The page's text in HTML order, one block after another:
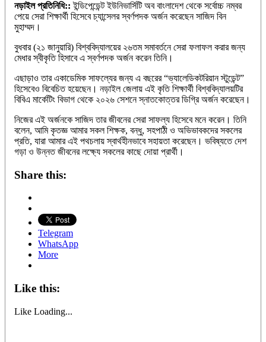
নড়াইল প্রতিনিধি:: ইন্ডিপেন্ডেন্ট ইউনিভার্সিটি অব বাংলাদেশ থেকে সর্বোচ্চ নম্বর
পেয়ে সেরা শিক্ষার্থী হিসেবে চ্যান্সেলর স্বর্ণপদক অর্জন করেছেন সাজিদ বিন
মুহাম্মদ।
বুধবার (২১ জানুয়ারি) বিশ্ববিদ্যালয়ের ২৬তম সমাবর্তনে সেরা ফলাফল করার জন্য
মেধার স্বীকৃতি হিসাবে এ স্বর্ণপদক অর্জন করেন তিনি।
এছাড়াও তার একাডেমিক সাফল্যের জন্য এ বছরের “ভ্যালেডিকটরিয়ান স্টুডেন্ট”
হিসেবেও বিবেচিত হয়েছেন। নড়াইল জেলায় এই কৃতি শিক্ষার্থী বিশ্ববিদ্যালয়টির
বিবিএ মার্কেটিং বিভাগ থেকে ২০২৬ সেশনে স্নাতকোত্তর ডিগ্রি অর্জন করেছেন।
নিজের এই অর্জনকে সাজিদ তার জীবনের সেরা সাফল্য হিসেবে মনে করেন। তিনি
বলেন, আমি কৃতজ্ঞ আমার সকল শিক্ষক, বন্ধু, সহপাঠী ও অভিভাবকদের সকলের
প্রতি, যারা আমার এই পথচলায় স্বার্থহীনভাবে সহায়তা করেছেন। ভবিষ্যতে দেশ
গড়া ও উন্নত জীবনের লক্ষ্যে সকলের কাছে দোয়া প্রার্থী।
Share this:
Telegram
WhatsApp
More
Like this:
Like Loading...